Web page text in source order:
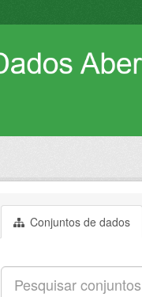
Conjuntos de dados